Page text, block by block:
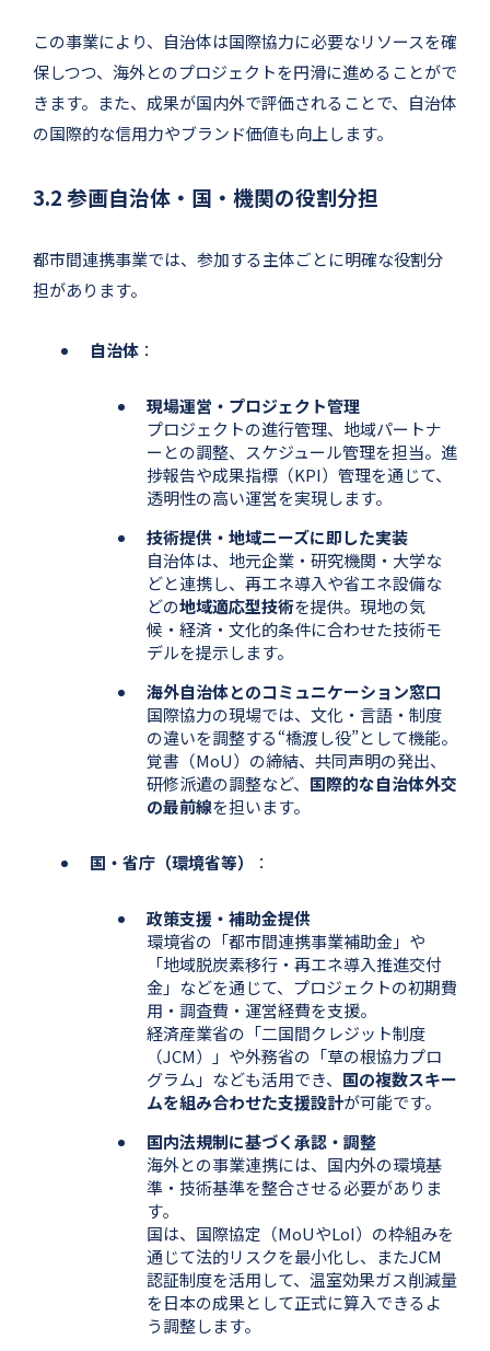
この事業により、自治体は国際協力に必要なリソースを確
保しつつ、海外とのプロジェクトを円滑に進めることがで
きます。また、成果が国内外で評価されることで、自治体
の国際的な信用力やブランド価値も向上します。
3.2 参画自治体・国・機関の役割分担
都市間連携事業では、参加する主体ごとに明確な役割分
担があります。
自治体 ：
現場運営・プロジェクト管理
プロジェクトの進行管理、地域パートナ
ーとの調整、スケジュール管理を担当。進
捗報告や成果指標（KPI）管理を通じて、
透明性の高い運営を実現します。
技術提供・地域ニーズに即した実装
自治体は、地元企業・研究機関・大学な
どと連携し、再エネ導入や省エネ設備な
どの地域適応型技術を提供。現地の気
候・経済・文化的条件に合わせた技術モ
デルを提示します。
海外自治体とのコミュニケーション窓口
国際協力の現場では、文化・言語・制度
の違いを調整する“橋渡し役”として機能。
覚書（MoU）の締結、共同声明の発出、
研修派遣の調整など、 国際的な自治体外交
の最前線を担います。
国・省庁（環境省等） ：
政策支援・補助金提供
環境省の「都市間連携事業補助金」や
「地域脱炭素移行・再エネ導入推進交付
金」などを通じて、プロジェクトの初期費
用・調査費・運営経費を支援。
経済産業省の「二国間クレジット制度
（JCM）」や外務省の「草の根協力プロ
グラム」なども活用でき、 国の複数スキー
ムを組み合わせた支援設計が可能です。
国内法規制に基づく承認・調整
海外との事業連携には、国内外の環境基
準・技術基準を整合させる必要がありま
す。
国は、国際協定（MoUやLoI）の枠組みを
通じて法的リスクを最小化し、またJCM
認証制度を活用して、温室効果ガス削減量
を日本の成果として正式に算入できるよ
う調整します。